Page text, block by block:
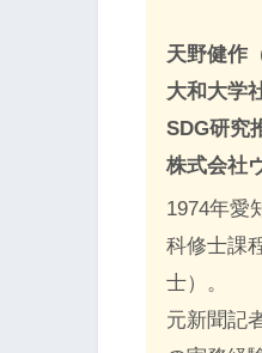
天野健作
大和大学
SDG研究
株式会社
1974年愛
科修士課
士）。
元新聞記